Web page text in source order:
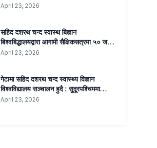
उपकुलपति प्रा डा सुनिल कुमार जोशी …..
April 23, 2026
सहिद दशरथ चन्द स्वास्थ बिज्ञान
बिश्वबिद्धालयद्वारा आगामी सैक्षिकसत्रमा ५० जना
एमबिबिएस, ३० जना बीएस्सी नर्सिङ, २० जना
सञ्चालन हुने ।
April 23, 2026
गेटामा सहिद दशरथ चन्द स्वास्थ्य विज्ञान
विश्वविद्यालय सञ्चालन हुदै : सुदूरपश्चिममा
चिकित्सा शिक्षाको नयाँ युग
April 23, 2026